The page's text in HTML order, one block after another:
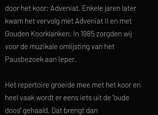
door het koor: Adveniat. Enkele jaren later
kwam het vervolg met Adveniat II en met
Gouden Koorklanken. In 1985 zorgden wij
voor de muzikale omlijsting van het
Pausbezoek aan Ieper.
Het repertoire groeide mee met het koor en
heel vaak wordt er eens iets uit de "oude
doos" gehaald. Dat brengt dan